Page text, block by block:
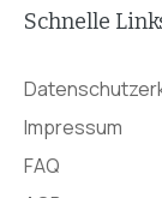
Schnelle
Impressum
FAQ